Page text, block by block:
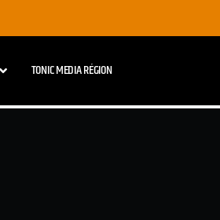
TONIC MEDIA RÉGION